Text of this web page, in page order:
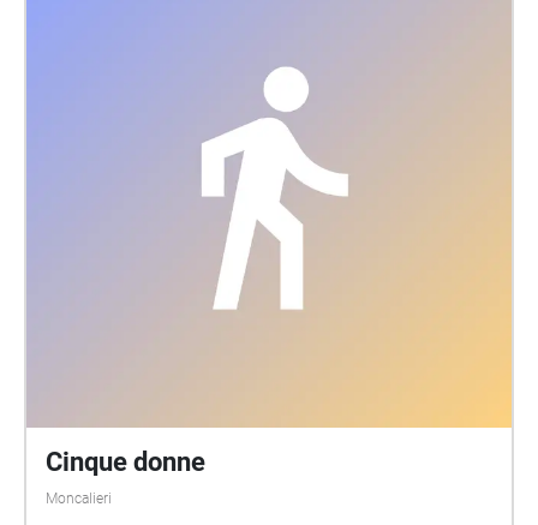
Installazione sonora e field recordings BANDITE |
Sound editor Giuseppe Giordano, Jacopo Salvatore |
Canti Marjan Vahdat, Selda Özturk | Poesie Rahma
Nur - da Il grido e il sussurro, Capovolte editrice | In
collaborazione con SENTIERI SOLIDALI, ON
BORDERS | Foto Mauro Ujetto \[NOTA BENE! Nel
corso della camminata sono presenti silenzi.
Seguendo i punti indicati sulla mappa, puoi avere il
tuo tempo per il passo, l'app si riattiva
meteo prima dell’arrivo e in caso di neve ricorda di
indossare scarpe da montagna adatte!] Aiutaci
lasciando un tuo feedback! scrivici a
resonavisse@gmail.com oppure attraverso la pagina
Cinque donne
Moncalieri